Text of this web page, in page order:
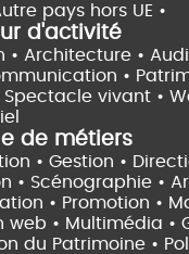
pays hors UE •
d'activité
• Architecture •
•
Spectacle vivant •
de métiers
• Gestion •
• Scénographie •
• Promotion •
web • Multimédia •
du Patrimoine •